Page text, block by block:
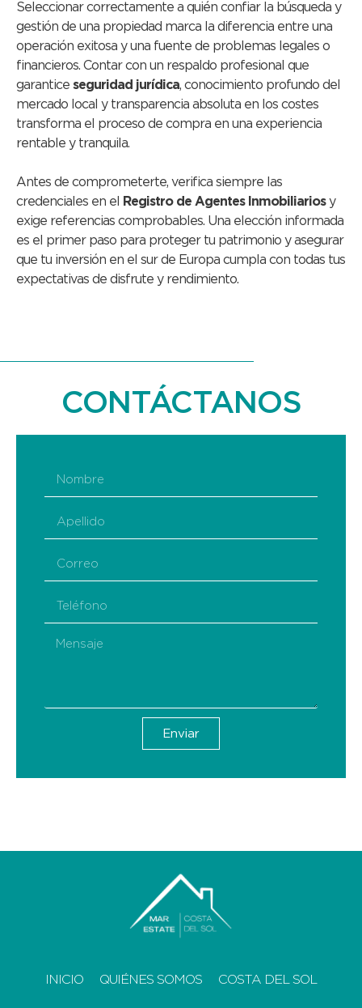
Seleccionar correctamente a quién confiar la búsqueda y
gestión de una propiedad marca la diferencia entre una
operación exitosa y una fuente de problemas legales o
financieros. Contar con un respaldo profesional que
garantice seguridad jurídica, conocimiento profundo del
mercado local y transparencia absoluta en los costes
transforma el proceso de compra en una experiencia
rentable y tranquila.
Antes de comprometerte, verifica siempre las
credenciales en el
Registro de Agentes Inmobiliariosy
exige referencias comprobables. Una elección informada
es el primer paso para proteger tu patrimonio y asegurar
que tu inversión en el sur de Europa cumpla con todas tus
expectativas de disfrute y rendimiento.
CONTÁCTANOS
Enviar
INICIO QUIÉNES SOMOS COSTA DEL SOL